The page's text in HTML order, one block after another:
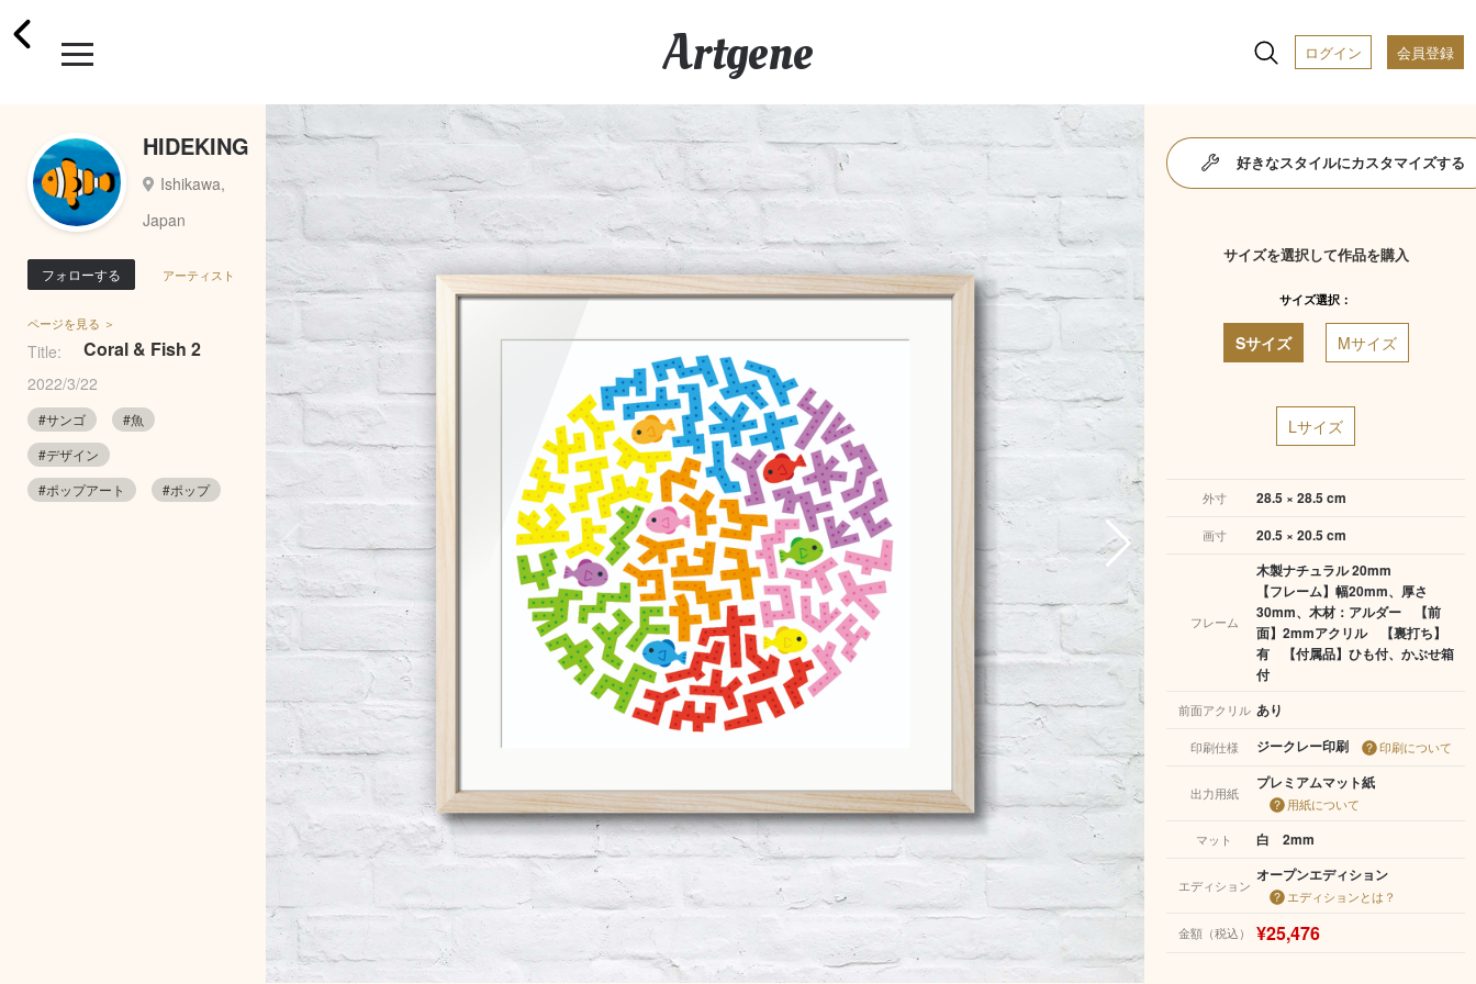
Artgene ログイン 会員登録
HIDEKING
Ishikawa,
Japan
フォローする アーティスト
ページを見る ＞
Title: Coral & Fish 2
2022/3/22
#サンゴ
#魚
#デザイン
#ポップアート
#ポップ
好きなスタイルにカスタマイズする
サイズを選択して作品を購入
サイズ選択：
Sサイズ Mサイズ
Lサイズ
外寸 28.5 × 28.5 cm
画寸 20.5 × 20.5 cm
フレーム
木製ナチュラル 20mm
【フレーム】幅20mm、厚さ
30mm、木材：アルダー 【前
面】2mmアクリル 【裏打ち】
有 【付属品】ひも付、かぶせ箱
付
前面アクリル あり
印刷仕様 ジークレー印刷 印刷について
出力用紙
プレミアムマット紙
用紙について
マット
白 2mm
エディション
オープンエディション
エディションとは？
金額（税込） ¥25,476